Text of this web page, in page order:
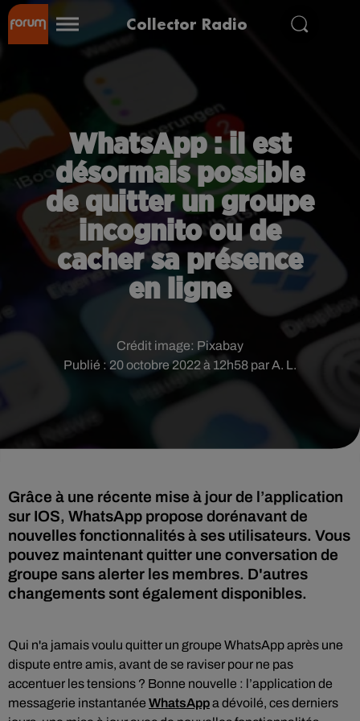
Collector Radio
WhatsApp : il est
désormais possible
de quitter un groupe
incognito ou de
cacher sa présence
en ligne
Publié : 20 octobre 2022 à 12h58 par A. L.
Crédit image: Pixabay
Grâce à une récente mise à jour de l’application
sur IOS, WhatsApp propose dorénavant de
nouvelles fonctionnalités à ses utilisateurs. Vous
pouvez maintenant quitter une conversation de
groupe sans alerter les membres. D'autres
Qui n'a jamais voulu quitter un groupe WhatsApp après une
dispute entre amis, avant de se raviser pour ne pas
accentuer les tensions ? Bonne nouvelle : l’application de
messagerie instantanée WhatsAppa dévoilé, ces derniers